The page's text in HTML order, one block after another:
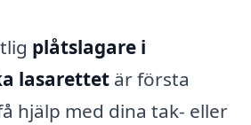
plåtslagare i
lasarettet är första
hjälp med dina tak- eller